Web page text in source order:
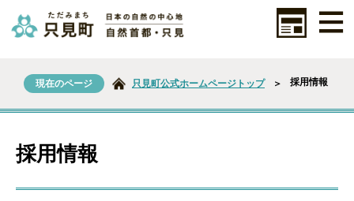
現在のページ 只見町公式ホームページトップ ＞ 採用情報
採用情報